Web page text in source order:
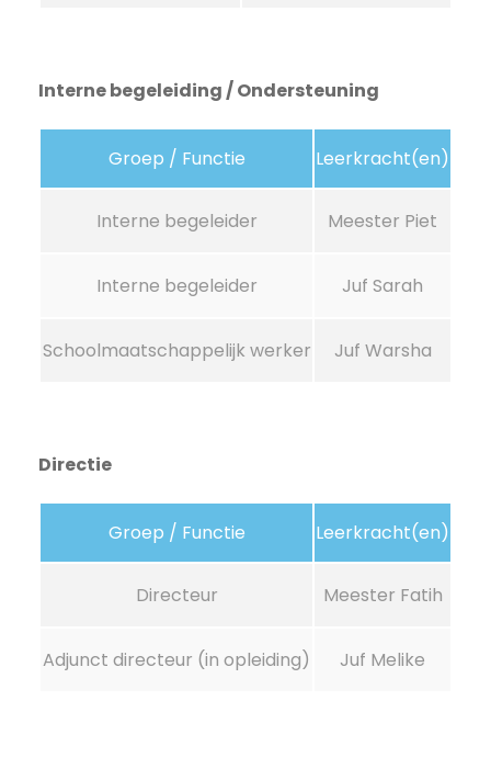
Interne begeleiding / Ondersteuning
Groep / Functie Leerkracht(en)
Interne begeleider Meester Piet
Interne begeleider Juf Sarah
Schoolmaatschappelijk werker Juf Warsha
Directie
Groep / Functie Leerkracht(en)
Directeur Meester Fatih
Adjunct directeur (in opleiding) Juf Melike